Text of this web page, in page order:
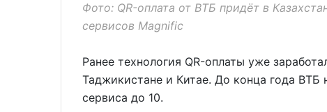
Фото: QR-оплата от ВТБ придёт в
сервисов Magnific
Ранее технология QR-оплаты уже
Таджикистане и Китае. До конца года
сервиса до 10.